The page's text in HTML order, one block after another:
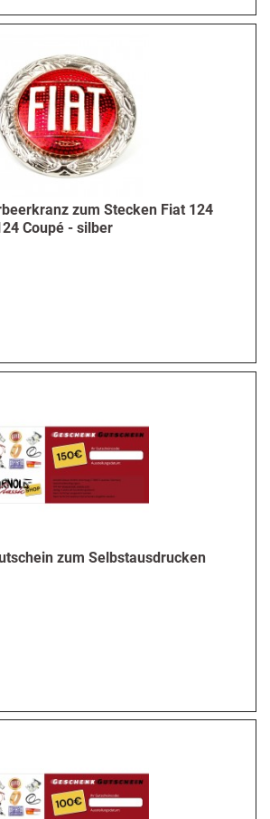
zum Stecken Fiat 124
Coupé - silber
zum Selbstausdrucken